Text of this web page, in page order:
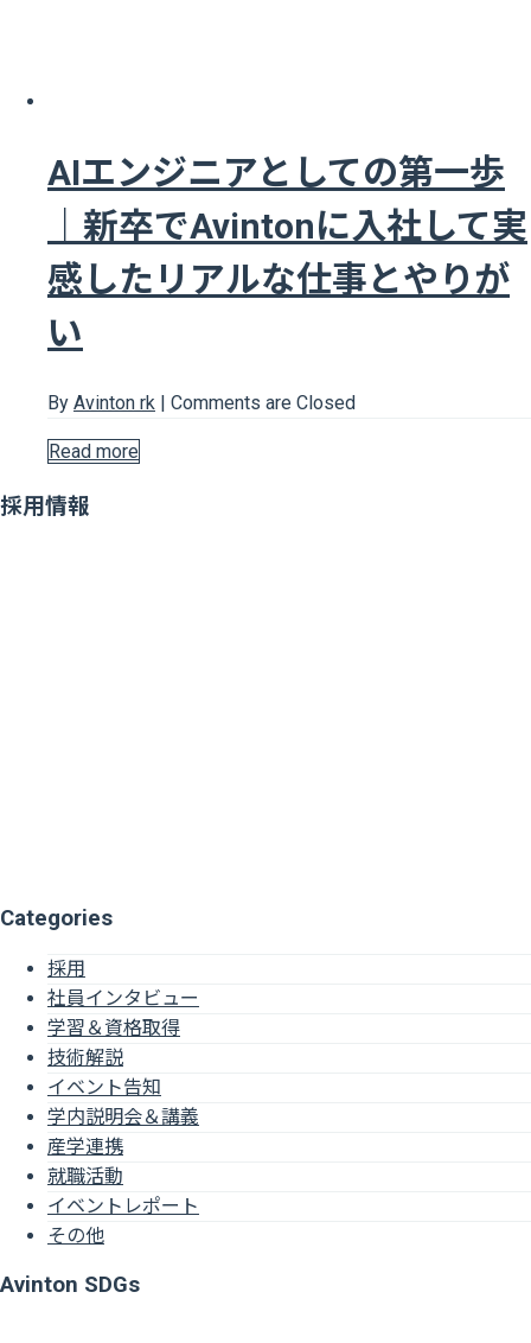
AIエンジニアとしての第一歩
｜新卒でAvintonに入社して実
感したリアルな仕事とやりが
い
By Avinton rk | Comments are Closed
Read more
採用情報
Categories
採用
社員インタビュー
学習＆資格取得
技術解説
イベント告知
学内説明会＆講義
産学連携
就職活動
イベントレポート
その他
Avinton SDGs